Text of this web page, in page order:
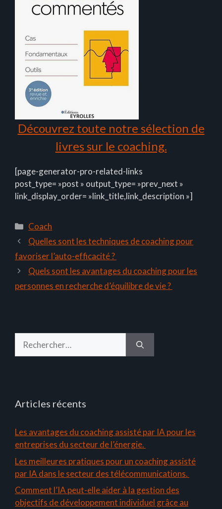
Découvrez toute notre sélection de
livres sur le coaching.
[page-generator-pro-related-links
post_type= »post » output_type= »prev_next »
link_display_order= »link_title,link_description »]
Catégories
Coach
Quelles sont les techniques de coaching pour
favoriser l’auto-efficacité ?
Quels sont les avantages du coaching pour les
personnes en recherche d’équilibre de vie ?
Articles récents
Les avantages du coaching assisté par IA pour les
entreprises du secteur de l’énergie.
Les meilleures pratiques pour un coaching assisté
par IA dans le secteur des télécommunications.
Comment l’IA peut-elle aider à la gestion des
objectifs de développement individuel grâce au